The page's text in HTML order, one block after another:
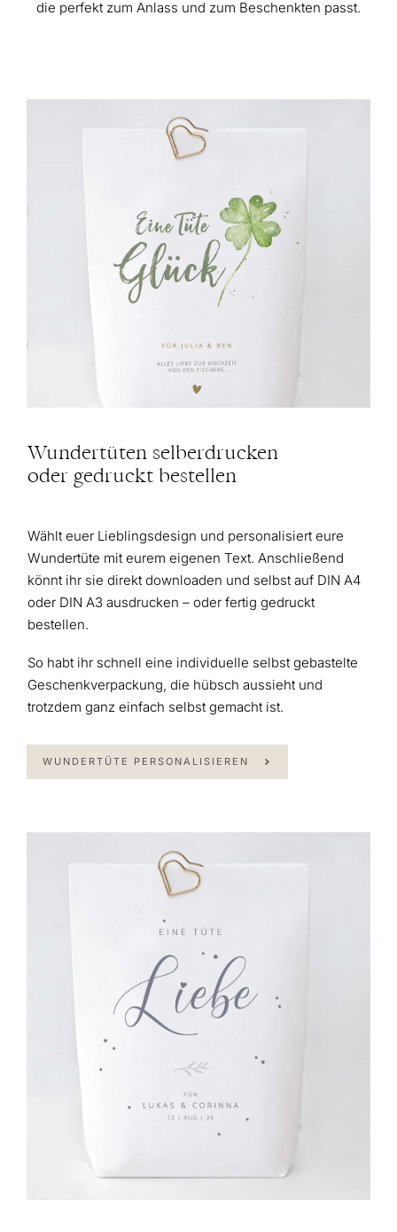
die perfekt zum Anlass und zum Beschenkten passt.
Wundertüten selberdrucken
oder gedruckt bestellen
Wählt euer Lieblingsdesign und personalisiert eure
Wundertüte mit eurem eigenen Text. Anschließend
könnt ihr sie direkt downloaden und selbst auf DIN A4
oder DIN A3 ausdrucken – oder fertig gedruckt
bestellen.
So habt ihr schnell eine individuelle selbst gebastelte
Geschenkverpackung, die hübsch aussieht und
trotzdem ganz einfach selbst gemacht ist.
WUNDERTÜTE PERSONALISIEREN